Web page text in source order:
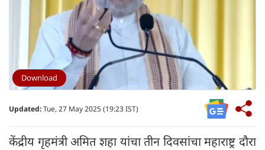
Download
Updated:Tue, 27 May 2025 (19:23 IST)
केंद्रीय गृहमंत्री अमित शहा यांचा तीन दिवसांचा महाराष्ट्र दौरा